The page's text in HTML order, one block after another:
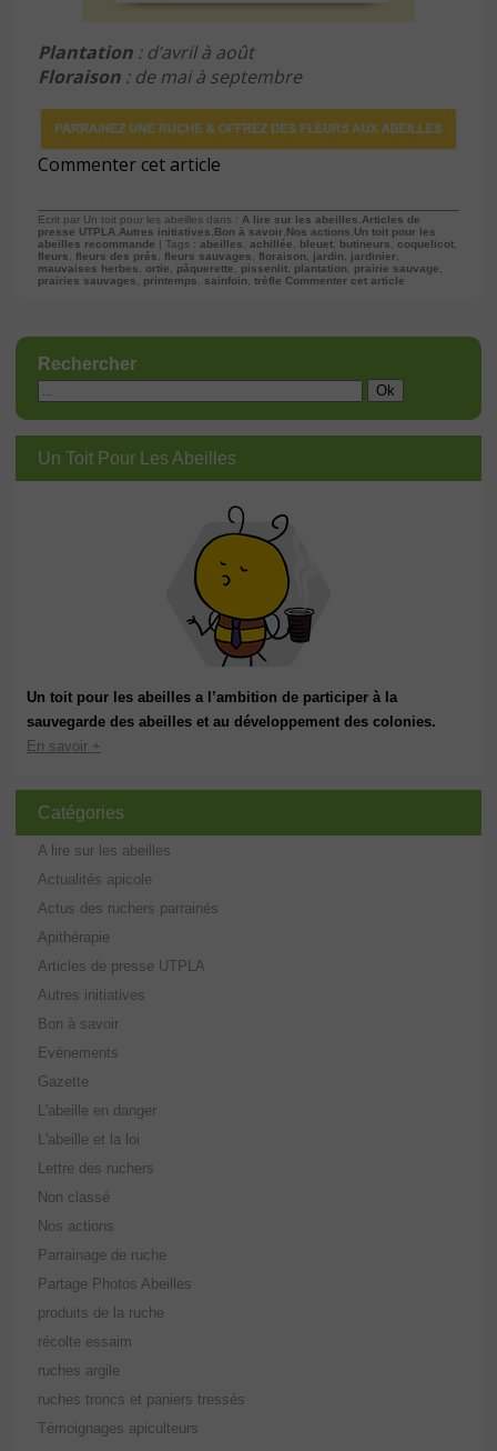
Plantation : d’avril à août
Floraison : de mai à septembre
Commenter cet article
Ecrit par Un toit pour les abeilles dans : A lire sur les abeilles Articles de
presse UTPLA Autres initiatives Bon à savoir Nos actions Un toit pour les
abeilles recommande | Tags : abeilles achillée bleuet butineurs coquelicot
fleurs
fleurs des prés fleurs sauvages floraison jardin jardinier
mauvaises herbes
ortie pâquerette pissenlit plantation prairie sauvage
prairies sauvages
printemps sainfoin trèfle Commenter cet article
Rechercher
Un Toit Pour Les Abeilles
Un toit pour les abeilles a l’ambition de participer à la
sauvegarde des abeilles et au développement des colonies.
En savoir +
Catégories
A lire sur les abeilles
Actualités apicole
Actus des ruchers parrainés
Apithérapie
Articles de presse UTPLA
Autres initiatives
Bon à savoir
Evénements
Gazette
L'abeille en danger
L'abeille et la loi
Lettre des ruchers
Non classé
Nos actions
Parrainage de ruche
Partage Photos Abeilles
produits de la ruche
récolte essaim
ruches argile
ruches troncs et paniers tressés
Témoignages apiculteurs